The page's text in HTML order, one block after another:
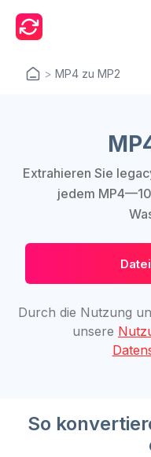
> MP4 zu MP2
Extrahieren Sie
jedem
Durch die Nutzung
unsere
So